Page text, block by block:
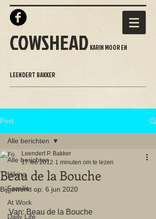
COWSHEAD KARIN MOOR EN
LEENDERT BAKKER
Post
Alle berichten
Hiking
Familie
At Work
Daily Life
Alle berichten
Beau de la Bouche
Leendert P. Bakker
17 feb 2012 1 minuten om te lezen
Bijgewerkt op: 6 jun 2020
Van: Beau de la Bouche